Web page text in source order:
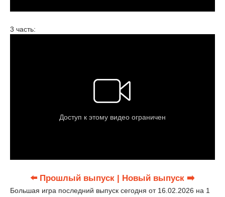
3 часть:
⬅️ Прошлый выпуск | Новый выпуск ➡️
Большая игра последний выпуск сегодня от 16.02.2026 на 1